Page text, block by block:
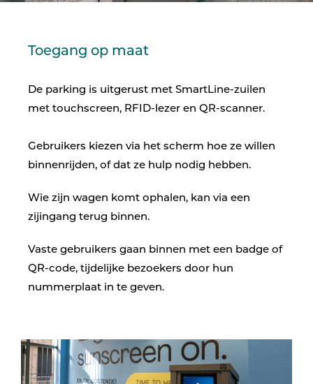
Toegang op maat
De parking is uitgerust met SmartLine-zuilen
met touchscreen, RFID-lezer en QR-scanner.
Gebruikers kiezen via het scherm hoe ze willen
binnenrijden, of dat ze hulp nodig hebben.
Wie zijn wagen komt ophalen, kan via een
zijingang terug binnen.
Vaste gebruikers gaan binnen met een badge of
QR-code, tijdelijke bezoekers door hun
nummerplaat in te geven.